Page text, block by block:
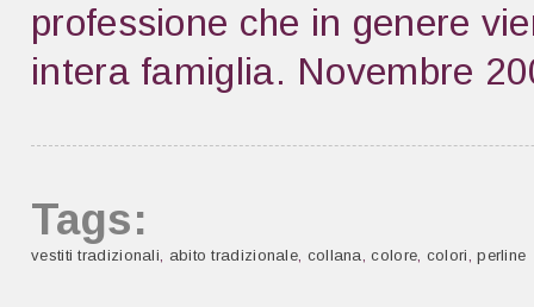
professione che in genere
intera famiglia. Novembre
Tags:
vestiti tradizionali, abito tradizionale, collana,colore, colori,perline